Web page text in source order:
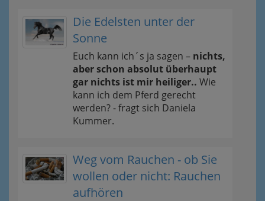
Die Edelsten unter der
Sonne
Euch kann ich´s ja sagen – nichts,
aber schon absolut überhaupt
gar nichts ist mir heiliger.. Wie
kann ich dem Pferd gerecht
werden? - fragt sich Daniela
Kummer.
Weg vom Rauchen - ob Sie
wollen oder nicht: Rauchen
aufhören